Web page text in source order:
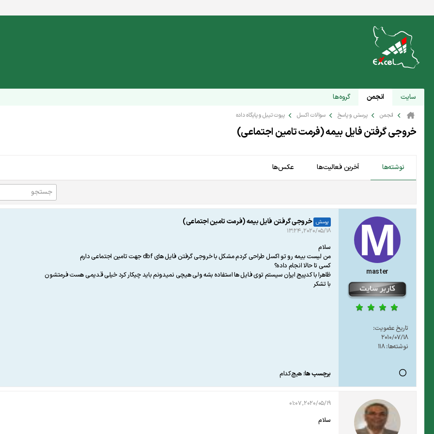
سایت انجمن گروه‌ها
انجمن پرسش و پاسخ سوالات اکسل پیوت تیبل و پایگاه داده
خروجی گرفتن فایل بیمه (فرمت تامین اجتماعی)
نوشته‌ها آخرین فعالیت‌ها عکس‌ها
master
تاریخ عضویت:
2010/07/18
نوشته‌ها:118
پرسش خروجی گرفتن فایل بیمه (فرمت تامین اجتماعی)
2020/05/18, 13:24
سلام
من لیست بیمه رو تو اکسل طراحی کردم مشکل با خروجی گرفتن فایل های dbf جهت تامین اجتماعی دارم
کسی تا حالا انجام داده؟
ظاهرا با کدپیج ایران سیستم توی فایل ها استفاده بشه ولی هیچی نمیدونم باید چیکار کرد خیلی قدیمی هست فرمتشون
با تشکر
برچسب ها: هیچ‌کدام
2020/05/19, 01:07
سلام